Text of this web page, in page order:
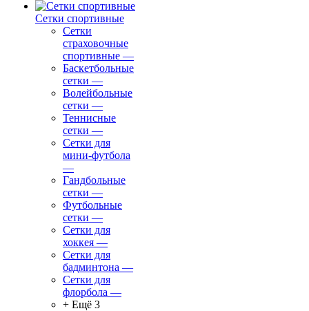
Сетки спортивные
Сетки
страховочные
спортивные —
Баскетбольные
сетки —
Волейбольные
сетки —
Теннисные
сетки —
Сетки для
мини-футбола
—
Гандбольные
сетки —
Футбольные
сетки —
Сетки для
хоккея —
Сетки для
бадминтона —
Сетки для
флорбола —
+ Ещё 3